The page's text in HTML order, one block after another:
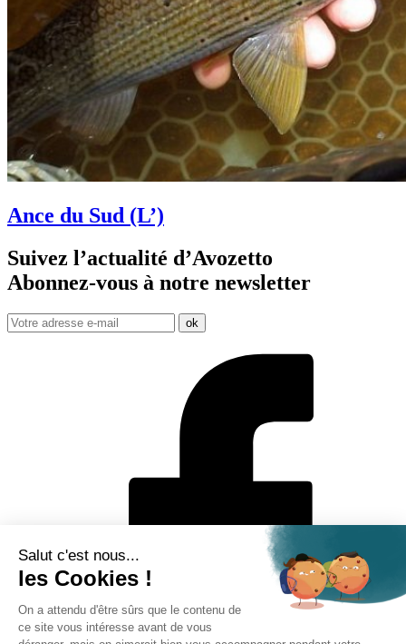
Ance du Sud (L’)
Suivez l’actualité d’Avozetto
Abonnez-vous à notre newsletter